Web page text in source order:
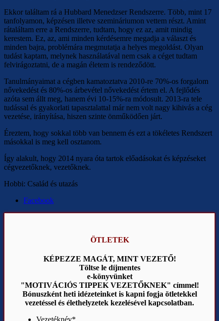
Ekkor találtam rá a Hubbard Menedzser Rendszerre. Több, mint 17
tanfolyamon, képzésen illetve szemináriumon vettem részt. Amint
rátaláltam erre a Rendszerre, tudtam, hogy ez az, amit mindig
kerestem. Ez, az, ami minden kérdésemre megadja a választ és
minden bajra, problémára megmutatja a helyes megoldást. Olyan
tudást kaptam, melynek használatával nem csak a céget tudtam
felvirágoztatni, de a magán életem is rendeződött.
Tanulmányaimat a cégben kamatoztatva 2010-re 70%-os forgalom
nővekedést és 80%-os árbevétel nővekedést értem el. A fejlődés
azóta sem állt meg, hanem évi 10-15%-ra módosult. 2013-ra tele
tudással és gyakorlati tapasztalattal már nem volt nagy kihivás a cég
vezetése, irányítása, hiszen szinte önműködően járt.
Éreztem, hogy sokkal több van bennem és ezt a tökéletes Rendszert
másokkal is meg kell osztanom.
Így alakult, hogy 2014 nyara óta tartok előadásokat és képzéseket
cégvezetőknek, vezetőknek.
Hobbi: Család és utazás
Facebook
ÖTLETEK
KÉPEZZE MAGÁT, MINT VEZETŐ!
Töltse le díjmentes
e-könyvünket
"MOTIVÁCIÓS TIPPEK VEZETŐKNEK" címmel!
Bónuszként heti idézeteinket is kapni fogja ötletekkel
vezetéssel és élethelyzetek kezelésével kapcsolatban.